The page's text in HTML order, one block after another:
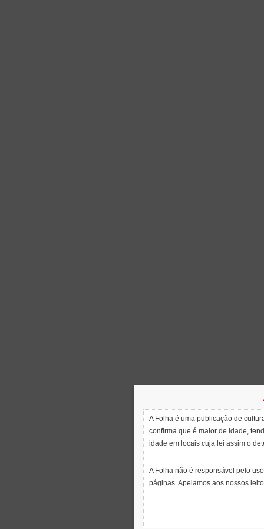
A Folha é uma publicação de
confirma que é maior de idade,
idade em locais cuja lei assim o
A Folha não é responsável pelo
páginas. Apelamos aos nossos